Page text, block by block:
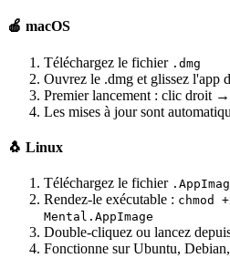
🍎 macOS
Téléchargez le fichier .dmg
Ouvrez le .dmg et glissez l'app
Premier lancement : clic droit
Les mises à jour sont
🐧 Linux
Téléchargez le fichier
Rendez-le exécutable : chmod
Mental.AppImage
Double-cliquez ou lancez
Fonctionne sur Ubuntu,